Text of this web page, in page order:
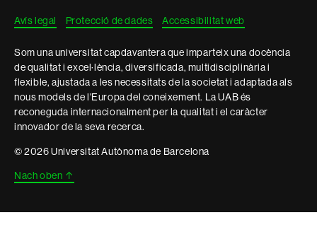
Avís legal Protecció de dades Accessibilitat web
Som una universitat capdavantera que imparteix una docència
de qualitat i excel·lència, diversificada, multidisciplinària i
flexible, ajustada a les necessitats de la societat i adaptada als
nous models de l'Europa del coneixement. La UAB és
reconeguda internacionalment per la qualitat i el caràcter
innovador de la seva recerca.
© 2026 Universitat Autònoma de Barcelona
Nach oben ↑